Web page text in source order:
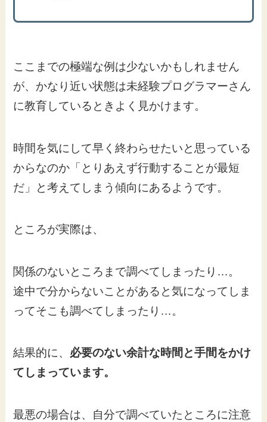
ここまでの極端な例は少ないかもしれません
が、かなり近い状態は未経験プログラマーさん
に教育しているときよく見かけます。
時間を気にして早く終わらせたいと思っている
からなのか「とりあえず行動することが最短
だ」と考えてしまう傾向にあるようです。
ところが実際は、
関係のないところまで調べてしまったり…。
途中で分からないことがあると気になってしま
ってそこも調べてしまったり…。
結果的に、 必要のない余計な時間と手間をかけ
てしまっています。
最悪の場合は、自分で調べていたところに注意